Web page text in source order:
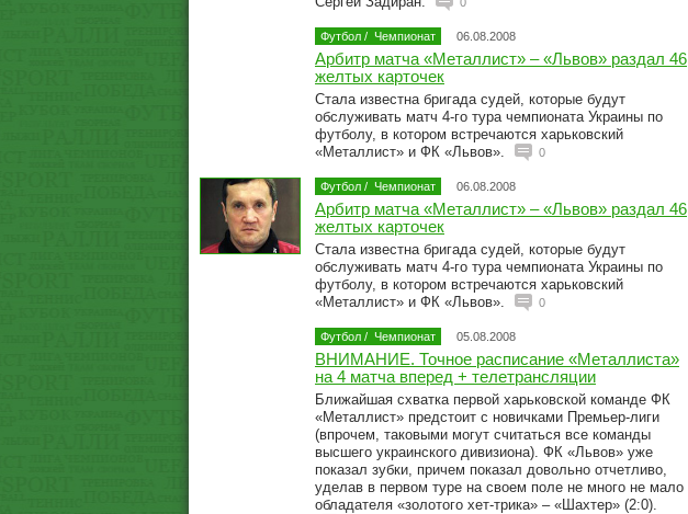
Футбол / Чемпионат 06.08.2008
Арбитр матча «Металлист» – «Львов» раздал 46
желтых карточек
Стала известна бригада судей, которые будут
обслуживать матч 4-го тура чемпионата Украины по
футболу, в котором встречаются харьковский
«Металлист» и ФК «Львов».
0
Футбол / Чемпионат 06.08.2008
Арбитр матча «Металлист» – «Львов» раздал 46
желтых карточек
Стала известна бригада судей, которые будут
обслуживать матч 4-го тура чемпионата Украины по
футболу, в котором встречаются харьковский
«Металлист» и ФК «Львов».
0
Футбол / Чемпионат 05.08.2008
ВНИМАНИЕ. Точное расписание «Металлиста»
на 4 матча вперед + телетрансляции
Ближайшая схватка первой харьковской команде ФК
«Металлист» предстоит с новичками Премьер-лиги
(впрочем, таковыми могут считаться все команды
высшего украинского дивизиона). ФК «Львов» уже
показал зубки, причем показал довольно отчетливо,
уделав в первом туре на своем поле не много не мало
обладателя «золотого хет-трика» – «Шахтер» (2:0).